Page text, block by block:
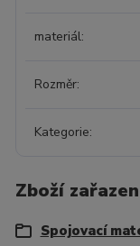
materiál
Rozměr
Kategorie
Zboží
Spojovací